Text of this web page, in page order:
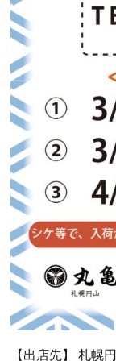
【出店先】 札幌